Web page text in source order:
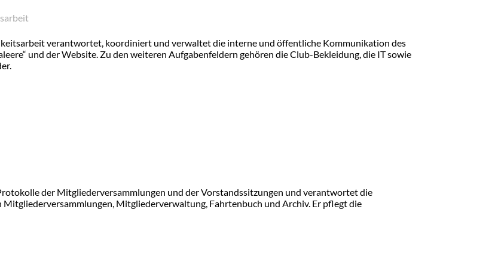
verantwortet, koordiniert und verwaltet die interne und öffentliche Kommunikation des
und der Website. Zu den weiteren Aufgabenfeldern gehören die Club-Bekleidung, die IT sowie
der Mitgliederversammlungen und der Vorstandssitzungen und verantwortet die
Mitgliederversammlungen, Mitgliederverwaltung, Fahrtenbuch und Archiv. Er pflegt die